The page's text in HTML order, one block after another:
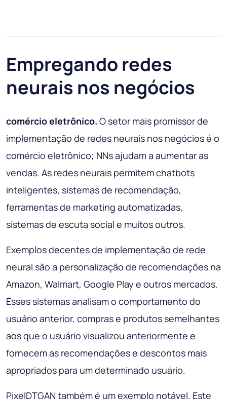
Empregando redes
neurais nos negócios
comércio eletrônico. O setor mais promissor de
implementação de redes neurais nos negócios é o
comércio eletrônico; NNs ajudam a aumentar as
vendas. As redes neurais permitem chatbots
inteligentes, sistemas de recomendação,
ferramentas de marketing automatizadas,
sistemas de escuta social e muitos outros.
Exemplos decentes de implementação de rede
neural são a personalização de recomendações na
Amazon, Walmart, Google Play e outros mercados.
Esses sistemas analisam o comportamento do
usuário anterior, compras e produtos semelhantes
aos que o usuário visualizou anteriormente e
fornecem as recomendações e descontos mais
apropriados para um determinado usuário.
PixelDTGAN também é um exemplo notável. Este